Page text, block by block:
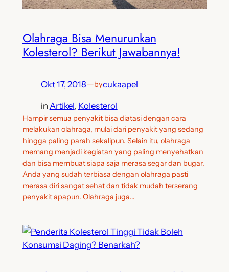
Olahraga Bisa Menurunkan
Kolesterol? Berikut Jawabannya!
Okt 17, 2018—bycukaapel
in Artikel, Kolesterol
Hampir semua penyakit bisa diatasi dengan cara
melakukan olahraga, mulai dari penyakit yang sedang
hingga paling parah sekalipun. Selain itu, olahraga
memang menjadi kegiatan yang paling menyehatkan
dan bisa membuat siapa saja merasa segar dan bugar.
Anda yang sudah terbiasa dengan olahraga pasti
merasa diri sangat sehat dan tidak mudah terserang
penyakit apapun. Olahraga juga…